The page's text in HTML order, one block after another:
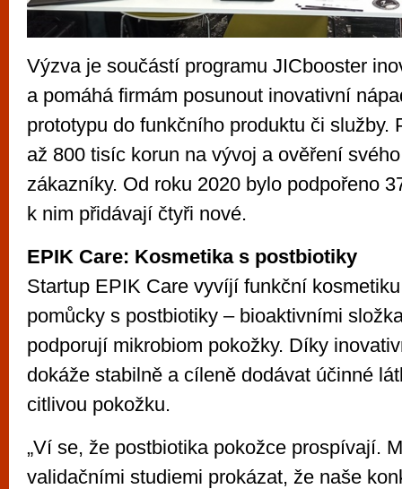
Výzva je součástí programu JICbooster
a pomáhá firmám posunout inovativní
prototypu do funkčního produktu či služby.
až 800 tisíc korun na vývoj a ověření
zákazníky. Od roku 2020 bylo podpořeno
k nim přidávají čtyři nové.
EPIK Care: Kosmetika s postbiotiky
Startup EPIK Care vyvíjí funkční
pomůcky s postbiotiky – bioaktivními
podporují mikrobiom pokožky. Díky
dokáže stabilně a cíleně dodávat účinné
citlivou pokožku.
„Ví se, že postbiotika pokožce prospívají.
validačními studiemi prokázat, že naše